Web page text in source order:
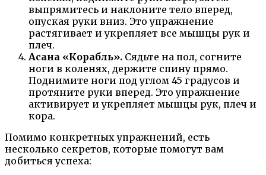
выпрямитесь и наклоните тело вперед,
опуская руки вниз. Это упражнение
растягивает и укрепляет все мышцы рук и
плеч.
Асана «Корабль». Сядьте на пол, согните
ноги в коленях, держите спину прямо.
Поднимите ноги под углом 45 градусов и
протяните руки вперед. Это упражнение
активирует и укрепляет мышцы рук, плеч и
кора.
Помимо конкретных упражнений, есть
несколько секретов, которые помогут вам
добиться успеха: